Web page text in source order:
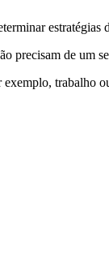
estratégias
precisam de um
trabalho